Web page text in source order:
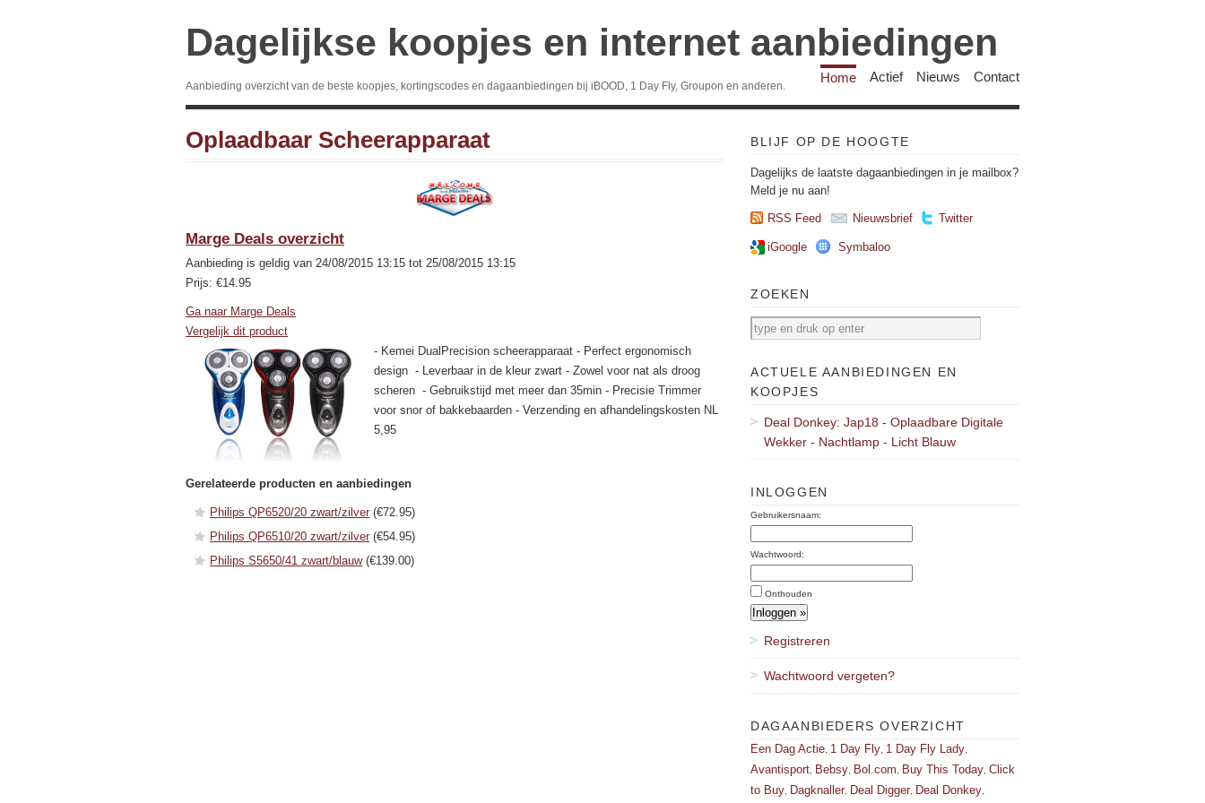
Dagelijkse koopjes en internet aanbiedingen
Aanbieding overzicht van de beste koopjes, kortingscodes en dagaanbiedingen bij iBOOD, 1 Day Fly, Groupon en anderen.
Home Actief Nieuws Contact
Oplaadbaar Scheerapparaat
Marge Deals overzicht
Aanbieding is geldig van 24/08/2015 13:15 tot 25/08/2015 13:15
Prijs: €14.95
Ga naar Marge Deals
Vergelijk dit product
- Kemei DualPrecision scheerapparaat - Perfect ergonomisch
design - Leverbaar in de kleur zwart - Zowel voor nat als droog
scheren - Gebruikstijd met meer dan 35min - Precisie Trimmer
voor snor of bakkebaarden - Verzending en afhandelingskosten NL
5,95
Gerelateerde producten en aanbiedingen
Philips QP6520/20 zwart/zilver (€72.95)
Philips QP6510/20 zwart/zilver (€54.95)
Philips S5650/41 zwart/blauw(€139.00)
BLIJF OP DE HOOGTE
Dagelijks de laatste dagaanbiedingen in je mailbox?
Meld je nu aan!
RSS Feed Nieuwsbrief Twitter
iGoogle Symbaloo
ZOEKEN
ACTUELE AANBIEDINGEN EN
KOOPJES
Deal Donkey: Jap18 - Oplaadbare Digitale
Wekker - Nachtlamp - Licht Blauw
INLOGGEN
Gebruikersnaam:
Wachtwoord:
Onthouden
Registreren
Wachtwoord vergeten?
DAGAANBIEDERS OVERZICHT
Een Dag Actie 1 Day Fly 1 Day Fly Lady
Avantisport Bebsy Bol.com Buy This Today Click
to Buy Dagknaller Deal Digger Deal Donkey